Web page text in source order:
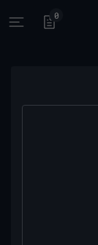
Open main menu
0